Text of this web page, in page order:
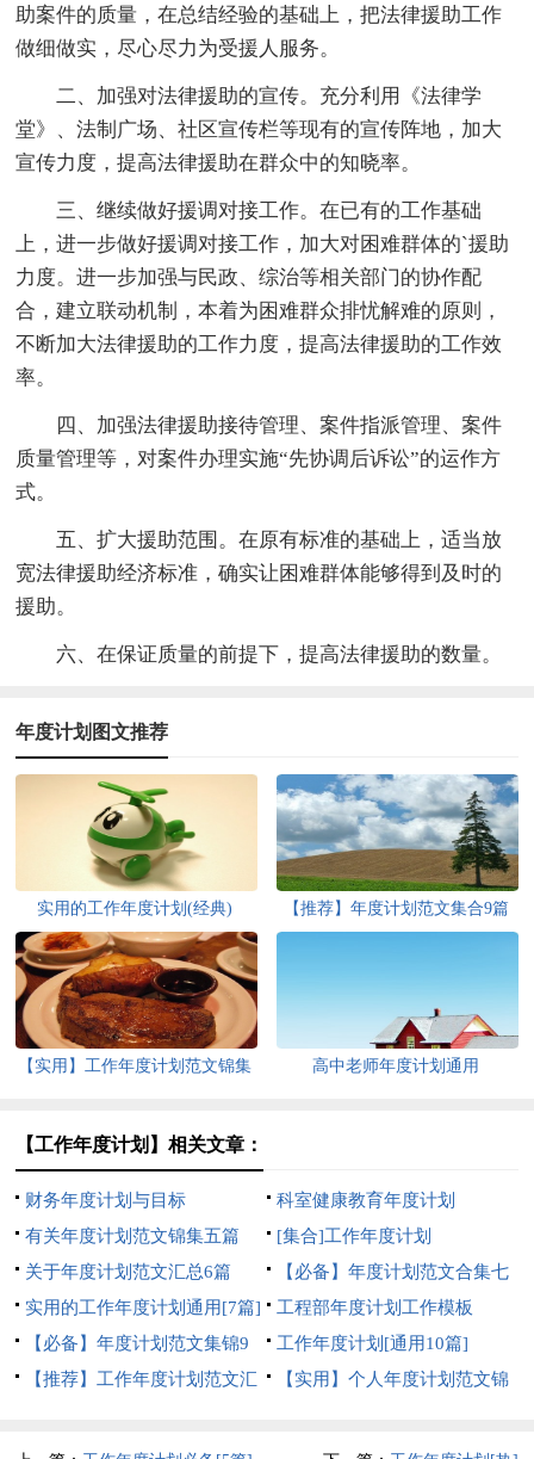
助案件的质量，在总结经验的基础上，把法律援助工作
做细做实，尽心尽力为受援人服务。
二、加强对法律援助的宣传。充分利用《法律学
堂》、法制广场、社区宣传栏等现有的宣传阵地，加大
宣传力度，提高法律援助在群众中的知晓率。
三、继续做好援调对接工作。在已有的工作基础
上，进一步做好援调对接工作，加大对困难群体的`援助
力度。进一步加强与民政、综治等相关部门的协作配
合，建立联动机制，本着为困难群众排忧解难的原则，
不断加大法律援助的工作力度，提高法律援助的工作效
率。
四、加强法律援助接待管理、案件指派管理、案件
质量管理等，对案件办理实施“先协调后诉讼”的运作方
式。
五、扩大援助范围。在原有标准的基础上，适当放
宽法律援助经济标准，确实让困难群体能够得到及时的
援助。
六、在保证质量的前提下，提高法律援助的数量。
年度计划图文推荐
实用的工作年度计划(经典) 【推荐】年度计划范文集合9篇
【实用】工作年度计划范文锦集
高中老师年度计划通用
【工作年度计划】相关文章：
财务年度计划与目标
科室健康教育年度计划
有关年度计划范文锦集五篇
[集合]工作年度计划
关于年度计划范文汇总6篇
【必备】年度计划范文合集七
篇
实用的工作年度计划通用[7篇]
工程部年度计划工作模板
【必备】年度计划范文集锦9
篇
工作年度计划[通用10篇]
【推荐】工作年度计划范文汇
【实用】个人年度计划范文锦